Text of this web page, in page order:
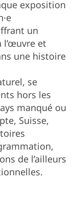
exposition
un
l’œuvre et
une histoire
se
hors les
manqué ou
Suisse,
de l’ailleurs